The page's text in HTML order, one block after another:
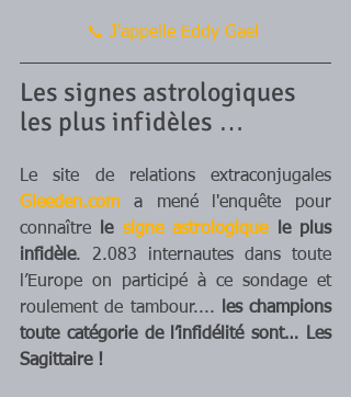
📞 J'appelle Eddy Gael
Les signes astrologiques
les plus infidèles …
Gleeden.com a mené l'enquête pour
connaître
le signe astrologique le plus
infidèle. 2.083 internautes dans toute
l’Europe on participé à ce sondage et
roulement de tambour....
les champions
toute catégorie de l’infidélité sont… Les
Sagittaire !